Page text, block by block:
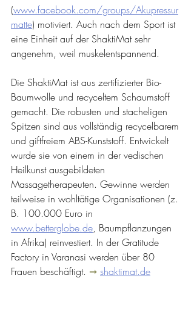
(www.facebook.com/groups/Akupressur
matte) motiviert. Auch nach dem Sport ist
eine Einheit auf der ShaktiMat sehr
angenehm, weil muskelentspannend.
Die ShaktiMat ist aus zertifizierter Bio-
Baumwolle und recyceltem Schaumstoff
gemacht. Die robusten und stacheligen
Spitzen sind aus vollständig recycelbarem
und giftfreiem ABS-Kunststoff. Entwickelt
wurde sie von einem in der vedischen
Heilkunst ausgebildeten
Massagetherapeuten. Gewinne werden
teilweise in wohltätige Organisationen (z.
B. 100.000 Euro in
www.betterglobe.de, Baumpflanzungen
in Afrika) reinvestiert. In der Gratitude
Factory in Varanasi werden über 80
Frauen beschäftigt. ➞ shaktimat.de